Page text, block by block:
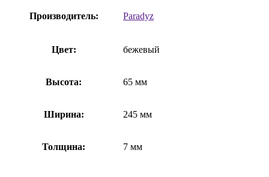
Производитель: Paradyz
Цвет: бежевый
Высота: 65 мм
Ширина: 245 мм
Толщина: 7 мм